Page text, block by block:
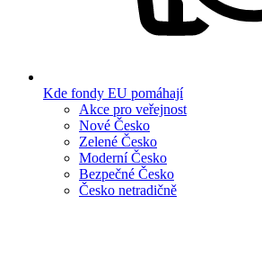
Kde fondy EU pomáhají
Akce pro veřejnost
Nové Česko
Zelené Česko
Moderní Česko
Bezpečné Česko
Česko netradičně